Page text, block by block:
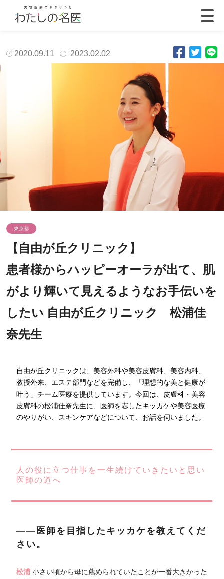
2020.09.11 2023.02.02
東京都
【自由が丘クリニック】
患者様からハッピーオーラが出て、肌
がより輝いて見えるようなお手伝いを
したい 自由が丘クリニック 松浦佳
奈先生
自由が丘クリニックは、美容外科や美容皮膚科、美容内科、
教授外来、エステ部門などを完備し、「理想的な美と健康が
叶う」チーム医療を提供しています。今回は、皮膚科・美容
皮膚科の松浦佳奈先生に、医師を志したキッカケや美容医療
のやりがい、スキンケアなどについて、お話を伺いました。
人の役に立つ仕事を一生続けていきたいと思い
医師の道へ
――医師を目指したキッカケを教えてくだ
さい。
松浦小さい頃から母に薦められていたことが一番大きかった